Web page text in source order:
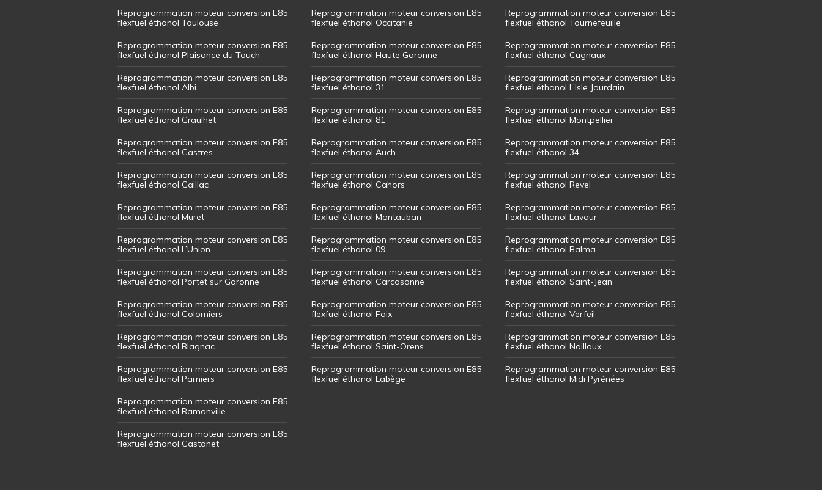
Reprogrammation moteur conversion E85
flexfuel éthanol Toulouse
Reprogrammation moteur conversion E85
flexfuel éthanol Plaisance du Touch
Reprogrammation moteur conversion E85
flexfuel éthanol Albi
Reprogrammation moteur conversion E85
flexfuel éthanol Graulhet
Reprogrammation moteur conversion E85
flexfuel éthanol Castres
Reprogrammation moteur conversion E85
flexfuel éthanol Gaillac
Reprogrammation moteur conversion E85
flexfuel éthanol Muret
Reprogrammation moteur conversion E85
flexfuel éthanol L’Union
Reprogrammation moteur conversion E85
flexfuel éthanol Portet sur Garonne
Reprogrammation moteur conversion E85
flexfuel éthanol Colomiers
Reprogrammation moteur conversion E85
flexfuel éthanol Blagnac
Reprogrammation moteur conversion E85
flexfuel éthanol Pamiers
Reprogrammation moteur conversion E85
flexfuel éthanol Ramonville
Reprogrammation moteur conversion E85
flexfuel éthanol Castanet
Reprogrammation moteur conversion E85
flexfuel éthanol Occitanie
Reprogrammation moteur conversion E85
flexfuel éthanol Haute Garonne
Reprogrammation moteur conversion E85
flexfuel éthanol 31
Reprogrammation moteur conversion E85
flexfuel éthanol 81
Reprogrammation moteur conversion E85
flexfuel éthanol Auch
Reprogrammation moteur conversion E85
flexfuel éthanol Cahors
Reprogrammation moteur conversion E85
flexfuel éthanol Montauban
Reprogrammation moteur conversion E85
flexfuel éthanol 09
Reprogrammation moteur conversion E85
flexfuel éthanol Carcasonne
Reprogrammation moteur conversion E85
flexfuel éthanol Foix
Reprogrammation moteur conversion E85
flexfuel éthanol Saint-Orens
Reprogrammation moteur conversion E85
flexfuel éthanol Labège
Reprogrammation moteur conversion E85
flexfuel éthanol Tournefeuille
Reprogrammation moteur conversion E85
flexfuel éthanol Cugnaux
Reprogrammation moteur conversion E85
flexfuel éthanol L’Isle Jourdain
Reprogrammation moteur conversion E85
flexfuel éthanol Montpellier
Reprogrammation moteur conversion E85
flexfuel éthanol 34
Reprogrammation moteur conversion E85
flexfuel éthanol Revel
Reprogrammation moteur conversion E85
flexfuel éthanol Lavaur
Reprogrammation moteur conversion E85
flexfuel éthanol Balma
Reprogrammation moteur conversion E85
flexfuel éthanol Saint-Jean
Reprogrammation moteur conversion E85
flexfuel éthanol Verfeil
Reprogrammation moteur conversion E85
flexfuel éthanol Nailloux
Reprogrammation moteur conversion E85
flexfuel éthanol Midi Pyrénées